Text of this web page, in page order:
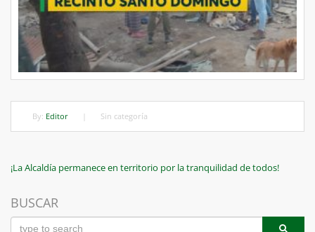
By: Editor Sin categoría
Navegación
de
entradas
Previous
¡La Alcaldía permanece en territorio por la tranquilidad de todos!
BUSCAR